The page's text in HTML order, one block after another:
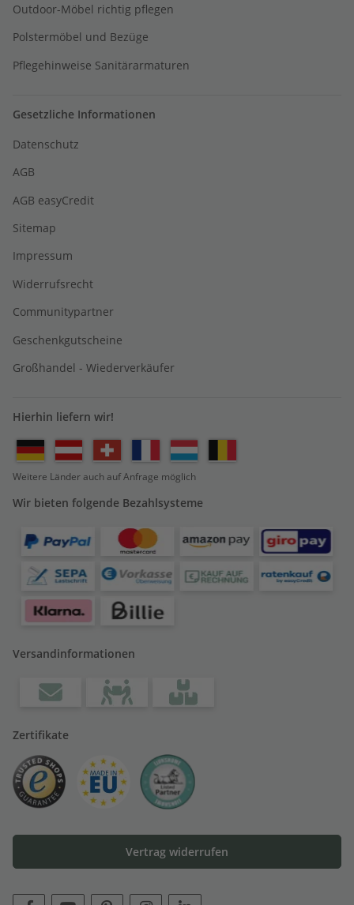
Outdoor-Möbel richtig pflegen
Polstermöbel und Bezüge
Pflegehinweise Sanitärarmaturen
Gesetzliche Informationen
Datenschutz
AGB
AGB easyCredit
Sitemap
Impressum
Widerrufsrecht
Communitypartner
Geschenkgutscheine
Großhandel - Wiederverkäufer
Hierhin liefern wir!
Weitere Länder auch auf Anfrage möglich
Wir bieten folgende Bezahlsysteme
Versandinformationen
Zertifikate
Vertrag widerrufen